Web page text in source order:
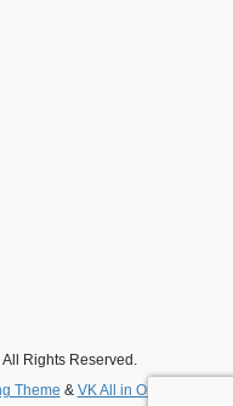
Rights Reserved.
Theme & VK All in One